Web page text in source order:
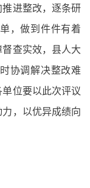
进整改，逐条研
，做到件件有着
查实效，县人大
协调解决整改难
位要以此次评议
，以优异成绩向